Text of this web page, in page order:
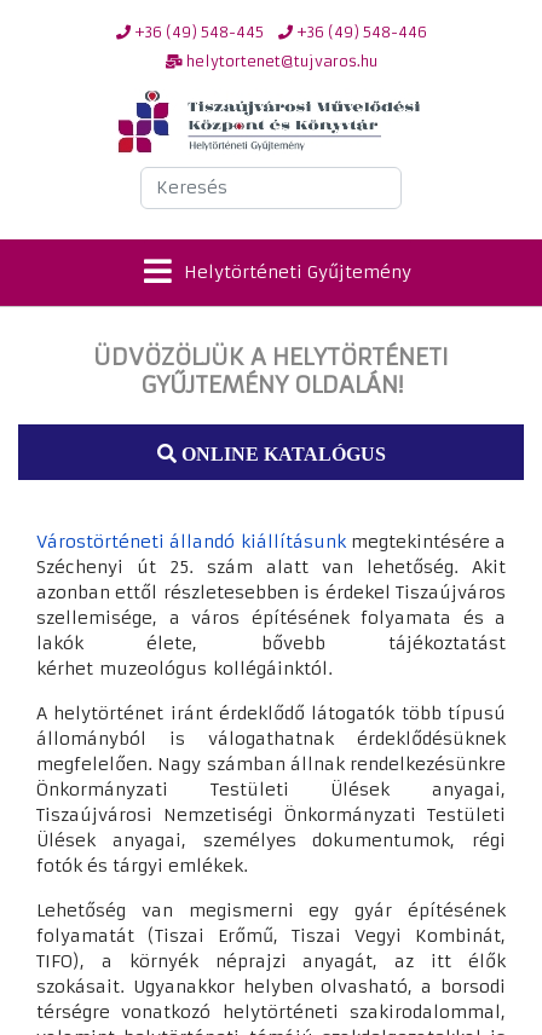
+36 (49) 548-445
+36 (49) 548-446
helytortenet@tujvaros.hu
Keresés
Helytörténeti Gyűjtemény
ÜDVÖZÖLJÜK A HELYTÖRTÉNETI
GYŰJTEMÉNY OLDALÁN!
ONLINE KATALÓGUS
Várostörténeti állandó kiállításunkmegtekintésére a
Széchenyi út 25. szám alatt van lehetőség. Akit
azonban ettől részletesebben is érdekel Tiszaújváros
szellemisége, a város építésének folyamata és a
lakók élete, bővebb tájékoztatást
kérhet muzeológus kollégáinktól.
A helytörténet iránt érdeklődő látogatók több típusú
állományból is válogathatnak érdeklődésüknek
megfelelően. Nagy számban állnak rendelkezésünkre
Önkormányzati Testületi Ülések anyagai,
Tiszaújvárosi Nemzetiségi Önkormányzati Testületi
Ülések anyagai, személyes dokumentumok, régi
fotók és tárgyi emlékek.
Lehetőség van megismerni egy gyár építésének
folyamatát (Tiszai Erőmű, Tiszai Vegyi Kombinát,
TIFO), a környék néprajzi anyagát, az itt élők
szokásait. Ugyanakkor helyben olvasható, a borsodi
térségre vonatkozó helytörténeti szakirodalommal,